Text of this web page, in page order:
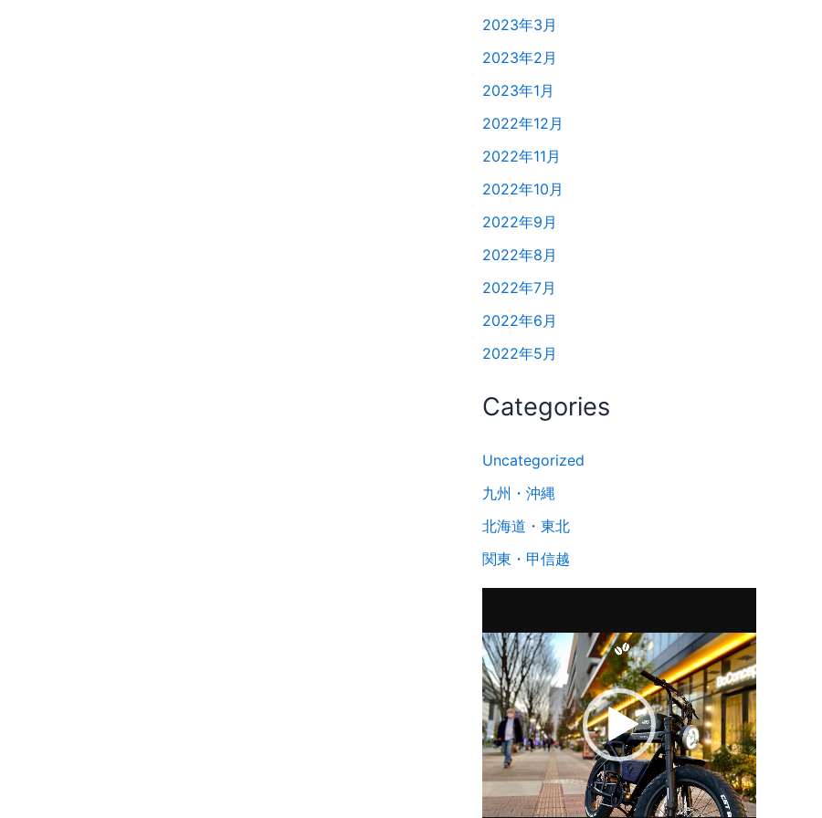
2023年3月
2023年2月
2023年1月
2022年12月
2022年11月
2022年10月
2022年9月
2022年8月
2022年7月
2022年6月
2022年5月
Categories
Uncategorized
九州・沖縄
北海道・東北
関東・甲信越
画
プ
レ
ー
ヤ
ー